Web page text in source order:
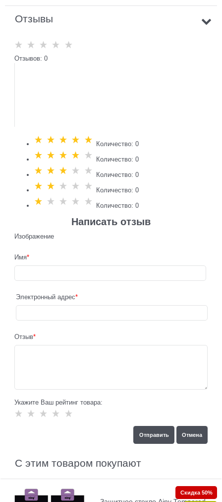
Отзывы
Отзывов: 0
Количество: 0
Количество: 0
Количество: 0
Количество: 0
Количество: 0
Написать отзыв
Изображение
Имя
Электронный адрес
Отзыв
Укажите Ваш рейтинг товара:
С этим товаром покупают
Скидка 50%